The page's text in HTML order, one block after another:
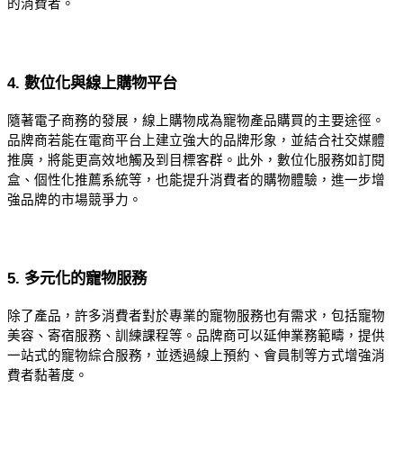
的消費者。
4. 數位化與線上購物平台
隨著電子商務的發展，線上購物成為寵物產品購買的主要途徑。
品牌商若能在電商平台上建立強大的品牌形象，並結合社交媒體
推廣，將能更高效地觸及到目標客群。此外，數位化服務如訂閱
盒、個性化推薦系統等，也能提升消費者的購物體驗，進一步增
強品牌的市場競爭力。
5. 多元化的寵物服務
除了產品，許多消費者對於專業的寵物服務也有需求，包括寵物
美容、寄宿服務、訓練課程等。品牌商可以延伸業務範疇，提供
一站式的寵物綜合服務，並透過線上預約、會員制等方式增強消
費者黏著度。